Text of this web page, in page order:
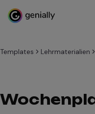
Templates Lehrmaterialien